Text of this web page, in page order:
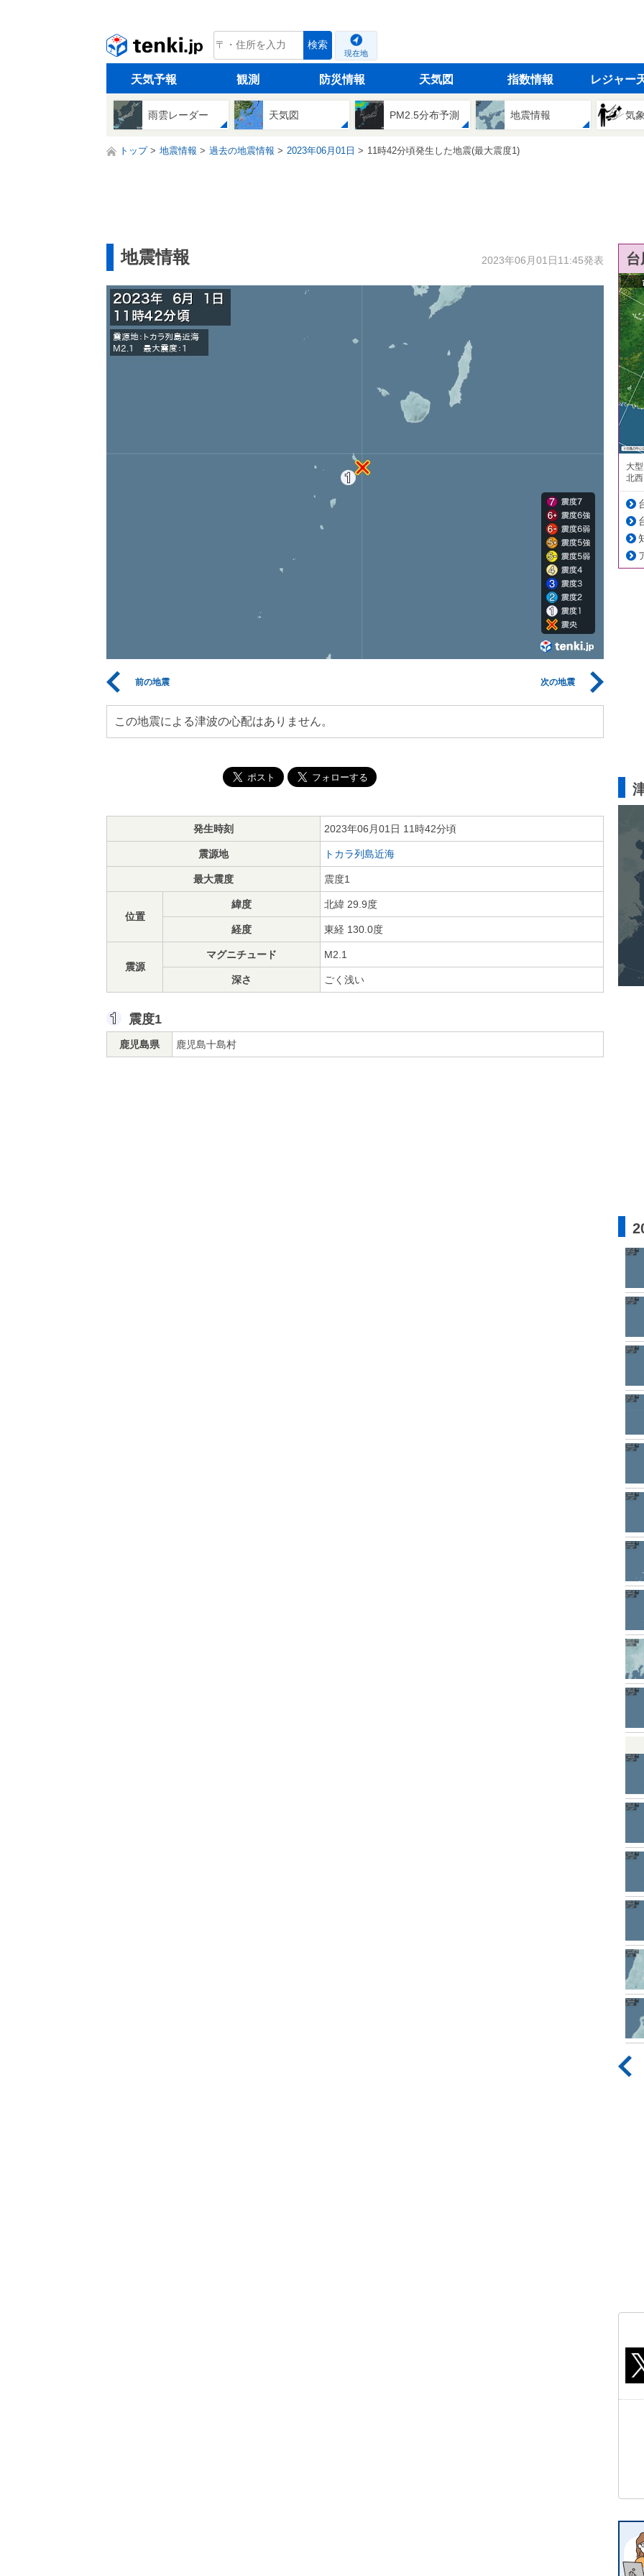
tenki.jp 検索
現在地
天気予報 観測 防災情報 天気図 指数情報 レジャー
雨雲レーダー 天気図 PM2.5分布予測 地震情報 気
トップ 地震情報 過去の地震情報 2023年06月01日 11時42分頃発生した地震(最大震度1)
地震情報 2023年06月01日11:45発表
前の地震 次の地震
この地震による津波の心配はありません。
発生時刻 2023年06月01日 11時42分頃
震源地 トカラ列島近海
最大震度 震度1
位置
緯度 北緯 29.9度
経度 東経 130.0度
震源
マグニチュード M2.1
深さ ごく浅い
震度1
鹿児島県 鹿児島十島村
大
北